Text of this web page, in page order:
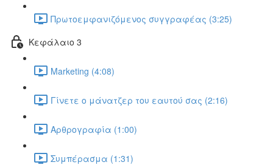
Πρωτοεμφανιζόμενος συγγραφέας (3:25)
Κεφάλαιο 3
Marketing (4:08)
Γίνετε ο μάνατζερ του εαυτού σας (2:16)
Αρθρογραφία (1:00)
Συμπέρασμα (1:31)